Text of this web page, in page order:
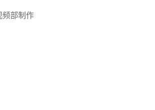
部制作